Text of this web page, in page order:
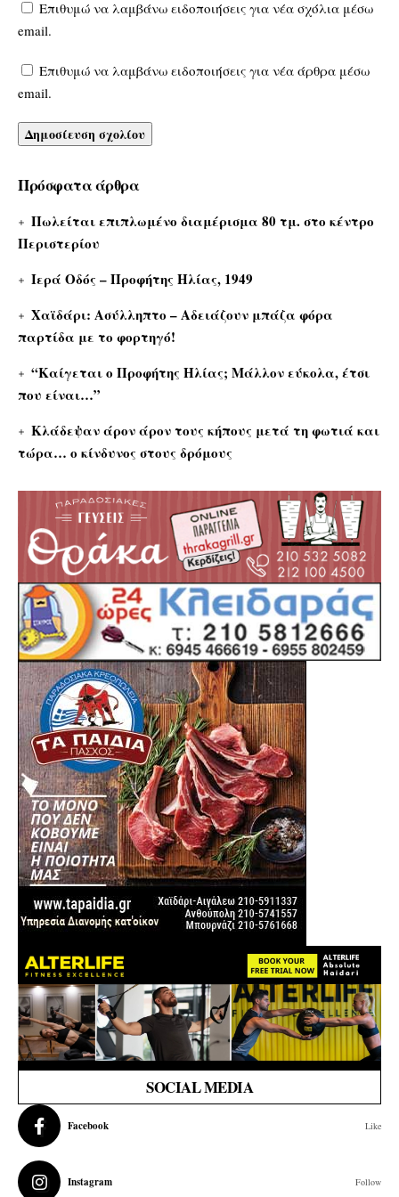
Επιθυμώ να λαμβάνω ειδοποιήσεις για νέα σχόλια μέσω
email.
Επιθυμώ να λαμβάνω ειδοποιήσεις για νέα άρθρα μέσω
email.
Πρόσφατα άρθρα
Πωλείται επιπλωμένο διαμέρισμα 80 τμ. στο κέντρο
Περιστερίου
Ιερά Οδός – Προφήτης Ηλίας, 1949
Χαϊδάρι: Ασύλληπτο – Αδειάζουν μπάζα φόρα
παρτίδα με το φορτηγό!
“Καίγεται ο Προφήτης Ηλίας; Μάλλον εύκολα, έτσι
που είναι…”
Κλάδεψαν άρον άρον τους κήπους μετά τη φωτιά και
τώρα… ο κίνδυνος στους δρόμους
SOCIAL MEDIA
Facebook Like
Instagram Follow